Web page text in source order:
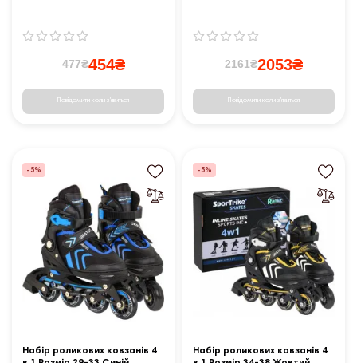
477₴454₴
Повідомити коли з'явиться
2161₴2053₴
Повідомити коли з'явиться
-5%
Набір роликових ковзанів 4
-5%
Набір роликових ковзанів 4